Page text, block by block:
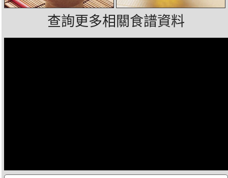
查詢更多相關食譜資料